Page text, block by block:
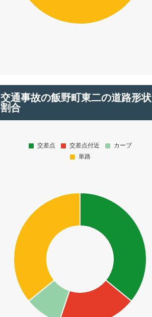
交通事故の飯野町東二の道路形状
割合